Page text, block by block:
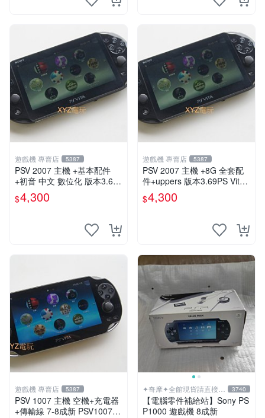
遊戲機 專賣店 5387
PSV 2007 主機 +基本配件
+初音 中文 數位化 版本3.69
PS Vita2007 保修一年 85成
新
$4,300
遊戲機 專賣店 5387
PSV 2007 主機 +8G 全套配
件+uppers 版本3.69PS Vita2
$4,300
遊戲機 專賣店 5387
PSV 1007 主機 空機+充電器
+傳輸線 7-8成新 PSV1007
✦奇摩✦全館現貨請直接下
標
3740
【電腦零件補給站】Sony PS
P1000 遊戲機 8成新